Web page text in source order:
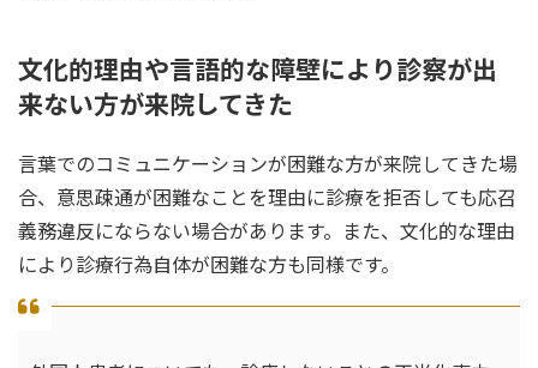
文化的理由や言語的な障壁により診察が出
来ない方が来院してきた
言葉でのコミュニケーションが困難な方が来院してきた場
合、意思疎通が困難なことを理由に診療を拒否しても応召
義務違反にならない場合があります。また、文化的な理由
により診療行為自体が困難な方も同様です。